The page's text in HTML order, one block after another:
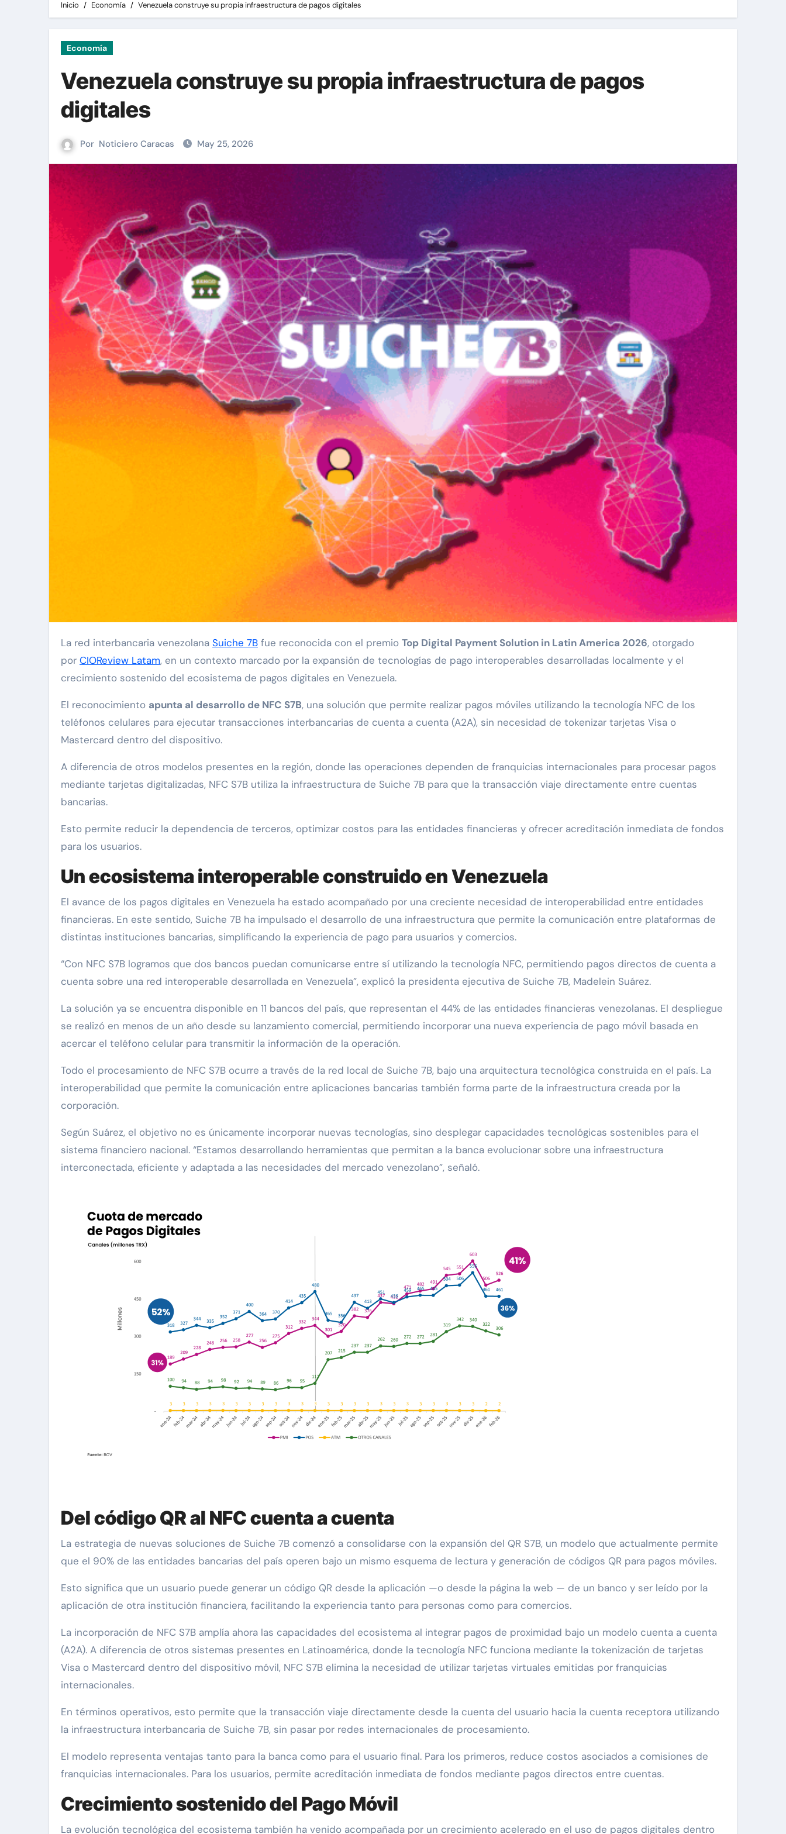
Inicio Economía Venezuela construye su propia infraestructura de pagos digitales
Economía
Venezuela construye su propia infraestructura de pagos
digitales
Por Noticiero Caracas May 25, 2026
La red interbancaria venezolana Suiche 7B fue reconocida con el premio Top Digital Payment Solution in Latin America 2026, otorgado
por CIOReview Latam, en un contexto marcado por la expansión de tecnologías de pago interoperables desarrolladas localmente y el
crecimiento sostenido del ecosistema de pagos digitales en Venezuela.
El reconocimiento apunta al desarrollo de NFC S7B, una solución que permite realizar pagos móviles utilizando la tecnología NFC de los
teléfonos celulares para ejecutar transacciones interbancarias de cuenta a cuenta (A2A), sin necesidad de tokenizar tarjetas Visa o
Mastercard dentro del dispositivo.
A diferencia de otros modelos presentes en la región, donde las operaciones dependen de franquicias internacionales para procesar pagos
mediante tarjetas digitalizadas, NFC S7B utiliza la infraestructura de Suiche 7B para que la transacción viaje directamente entre cuentas
bancarias.
Esto permite reducir la dependencia de terceros, optimizar costos para las entidades financieras y ofrecer acreditación inmediata de fondos
para los usuarios.
Un ecosistema interoperable construido en Venezuela
El avance de los pagos digitales en Venezuela ha estado acompañado por una creciente necesidad de interoperabilidad entre entidades
financieras. En este sentido, Suiche 7B ha impulsado el desarrollo de una infraestructura que permite la comunicación entre plataformas de
distintas instituciones bancarias, simplificando la experiencia de pago para usuarios y comercios.
“Con NFC S7B logramos que dos bancos puedan comunicarse entre sí utilizando la tecnología NFC, permitiendo pagos directos de cuenta a
cuenta sobre una red interoperable desarrollada en Venezuela”, explicó la presidenta ejecutiva de Suiche 7B, Madelein Suárez.
La solución ya se encuentra disponible en 11 bancos del país, que representan el 44% de las entidades financieras venezolanas. El despliegue
se realizó en menos de un año desde su lanzamiento comercial, permitiendo incorporar una nueva experiencia de pago móvil basada en
acercar el teléfono celular para transmitir la información de la operación.
Todo el procesamiento de NFC S7B ocurre a través de la red local de Suiche 7B, bajo una arquitectura tecnológica construida en el país. La
interoperabilidad que permite la comunicación entre aplicaciones bancarias también forma parte de la infraestructura creada por la
corporación.
Según Suárez, el objetivo no es únicamente incorporar nuevas tecnologías, sino desplegar capacidades tecnológicas sostenibles para el
sistema financiero nacional. “Estamos desarrollando herramientas que permitan a la banca evolucionar sobre una infraestructura
interconectada, eficiente y adaptada a las necesidades del mercado venezolano”, señaló.
Del código QR al NFC cuenta a cuenta
La estrategia de nuevas soluciones de Suiche 7B comenzó a consolidarse con la expansión del QR S7B, un modelo que actualmente permite
que el 90% de las entidades bancarias del país operen bajo un mismo esquema de lectura y generación de códigos QR para pagos móviles.
Esto significa que un usuario puede generar un código QR desde la aplicación —o desde la página la web — de un banco y ser leído por la
aplicación de otra institución financiera, facilitando la experiencia tanto para personas como para comercios.
La incorporación de NFC S7B amplía ahora las capacidades del ecosistema al integrar pagos de proximidad bajo un modelo cuenta a cuenta
(A2A). A diferencia de otros sistemas presentes en Latinoamérica, donde la tecnología NFC funciona mediante la tokenización de tarjetas
Visa o Mastercard dentro del dispositivo móvil, NFC S7B elimina la necesidad de utilizar tarjetas virtuales emitidas por franquicias
internacionales.
En términos operativos, esto permite que la transacción viaje directamente desde la cuenta del usuario hacia la cuenta receptora utilizando
la infraestructura interbancaria de Suiche 7B, sin pasar por redes internacionales de procesamiento.
El modelo representa ventajas tanto para la banca como para el usuario final. Para los primeros, reduce costos asociados a comisiones de
franquicias internacionales. Para los usuarios, permite acreditación inmediata de fondos mediante pagos directos entre cuentas.
Crecimiento sostenido del Pago Móvil
La evolución tecnológica del ecosistema también ha venido acompañada por un crecimiento acelerado en el uso de pagos digitales dentro